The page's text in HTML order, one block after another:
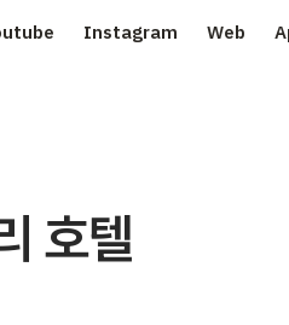
Instagram Web
호텔